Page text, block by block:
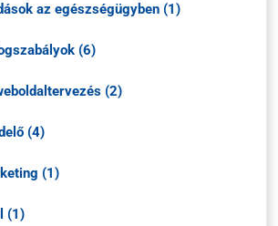
az egészségügyben (1)
(6)
(2)
(4)
(1)
(1)